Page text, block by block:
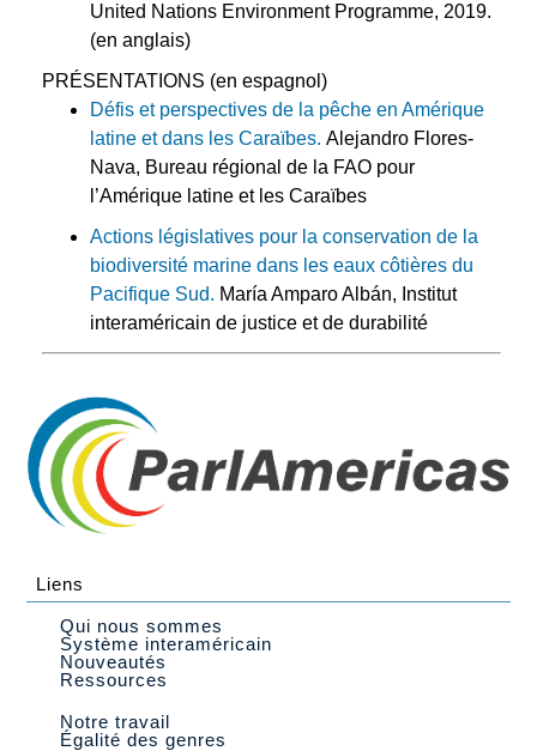
United Nations Environment Programme, 2019.
(en anglais)
PRÉSENTATIONS (en espagnol)
Défis et perspectives de la pêche en Amérique
latine et dans les Caraïbes. Alejandro Flores-
Nava, Bureau régional de la FAO pour
l’Amérique latine et les Caraïbes
Actions législatives pour la conservation de la
biodiversité marine dans les eaux côtières du
Pacifique Sud. María Amparo Albán, Institut
interaméricain de justice et de durabilité
Liens
Qui nous sommes
Système interaméricain
Nouveautés
Ressources
Notre travail
Égalité des genres